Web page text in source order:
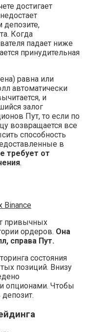
достигает
депозите,
Когда
падает ниже
принудительная
равна или
автоматически
и
залог
Пут, то если по
возвращается все
способность
в
требует от
.
привычных
ордеров. Она
справа Пут.
состояния
позиций. Внизу
опционами. Чтобы